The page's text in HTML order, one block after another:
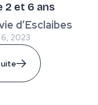
2 et 6 ans
d’Esclaibes
2023